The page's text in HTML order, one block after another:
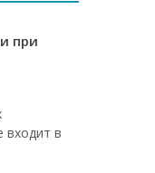
при
входит в